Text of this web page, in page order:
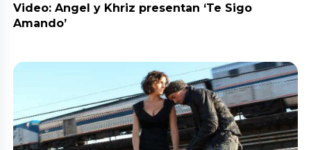
Video: Angel y Khriz presentan ‘Te Sigo
Amando’